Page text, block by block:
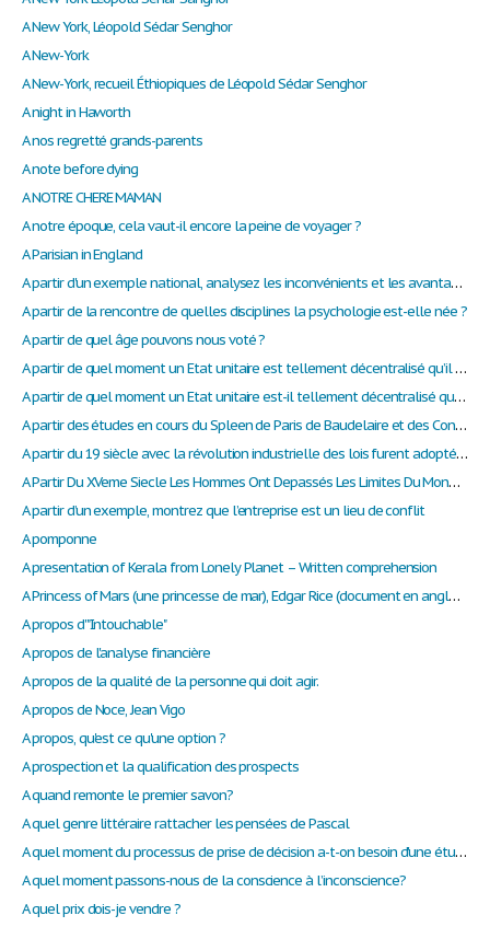
A New York, Léopold Sédar Senghor
A New-York
A New-York, recueil Éthiopiques de Léopold Sédar Senghor
A night in Haworth
A nos regretté grands-parents
A note before dying
A NOTRE CHERE MAMAN
A notre époque, cela vaut-il encore la peine de voyager ?
A Parisian in England
A partir d'un exemple national, analysez les inconvénients et les avantages de la démocratie participative
A partir de la rencontre de quelles disciplines la psychologie est-elle née ?
A partir de quel âge pouvons nous voté ?
A partir de quel moment un Etat unitaire est tellement décentralisé qu’il devient fédéral ?
A partir de quel moment un Etat unitaire est-il tellement décentralisé qu’il devient fédéral ?
A partir des études en cours du Spleen de Paris de Baudelaire et des Contemplations de Victor Hugo, ainsi que de vos connaissances personnelles, commentez et analysez cette citation d’Arthur Rimbaud : « Le Poète se fait voyant par un long, immense e
A partir du 19 siècle avec la révolution industrielle des lois furent adoptés pour protéger les travailleurs salariés
A Partir Du XVeme Siecle Les Hommes Ont Depassés Les Limites Du Monde Et Du Savoir.
A partir d’un exemple, montrez que l’entreprise est un lieu de conflit
A pomponne
A presentation of Kerala from Lonely Planet – Written comprehension
A Princess of Mars (une princesse de mar), Edgar Rice (document en anglais).
A propos d'"Intouchable"
A propos de l'analyse financière
A propos de la qualité de la personne qui doit agir.
A propos de Noce, Jean Vigo
A propos, qu'est ce qu'une option ?
A prospection et la qualification des prospects
A quand remonte le premier savon?
A quel genre littéraire rattacher les pensées de Pascal
A quel moment du processus de prise de décision a-t-on besoin d'une étude ? Comment les utiliser, quels objectifs leur assigner ?
A quel moment passons-nous de la conscience à l’inconscience?
A quel prix dois-je vendre ?